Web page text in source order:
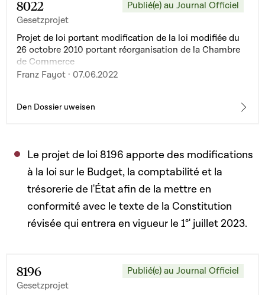
8022
Gesetzprojet
Publié(e) au Journal Officiel
Projet de loi portant modification de la loi modifiée du
26 octobre 2010 portant réorganisation de la Chambre
de Commerce
Franz Fayot · 07.06.2022
Den Dossier uweisen
Le projet de loi 8196 apporte des modifications
à la loi sur le Budget, la comptabilité et la
trésorerie de l'État afin de la mettre en
conformité avec le texte de la Constitution
révisée qui entrera en vigueur le 1°' juillet 2023.
8196
Gesetzprojet
Publié(e) au Journal Officiel